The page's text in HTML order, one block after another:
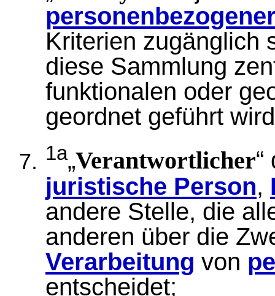
Kriterien zugänglich
diese Sammlung
funktionalen oder
geordnet geführt
1a„Verantwortlicher
juristische Person,
andere Stelle, die
anderen über die
Verarbeitung von
entscheidet;